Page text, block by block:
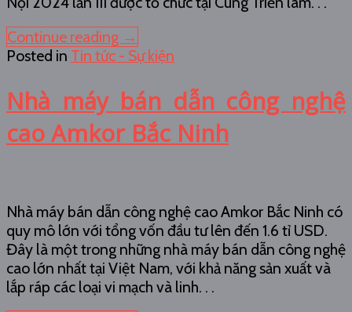
Continue reading →
Posted in Tin tức - Sự kiện
Nhà máy bán dẫn công nghệ
cao Amkor Bắc Ninh
Nhà máy bán dẫn công nghệ cao Amkor Bắc Ninh có
quy mô lớn với tổng vốn đầu tư lên đến 1.6 tỉ USD.
Đây là một trong những nhà máy bán dẫn công nghệ
cao lớn nhất tại Việt Nam, với khả năng sản xuất và
lắp ráp các loại vi mạch và linh. . .